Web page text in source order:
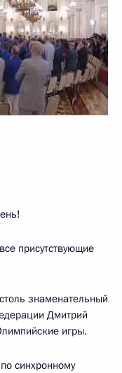
присутствующие
знаменательный
Дмитрий
игры.
синхронному